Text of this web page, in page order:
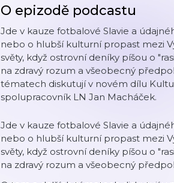
O epizodě podcastu
Jde v kauze fotbalové Slavie a
nebo o hlubší kulturní propast mezi
světy, když ostrovní deníky píšou o
na zdravý rozum a všeobecný
tématech diskutují v novém dílu
spolupracovník LN Jan Macháček.
Jde v kauze fotbalové Slavie a
nebo o hlubší kulturní propast mezi
světy, když ostrovní deníky píšou o
na zdravý rozum a všeobecný